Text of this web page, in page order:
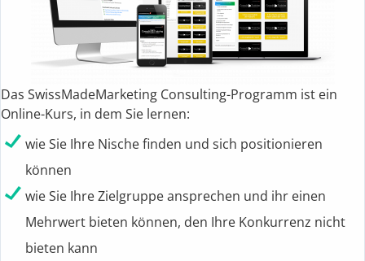
Das SwissMadeMarketing Consulting-Programm ist ein
Online-Kurs, in dem Sie lernen:
wie Sie Ihre Nische finden und sich positionieren
können
wie Sie Ihre Zielgruppe ansprechen und ihr einen
Mehrwert bieten können, den Ihre Konkurrenz nicht
bieten kann